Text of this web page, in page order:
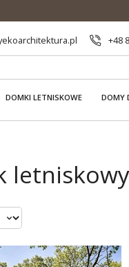
+48
DOMKI LETNISKOWE DOMY